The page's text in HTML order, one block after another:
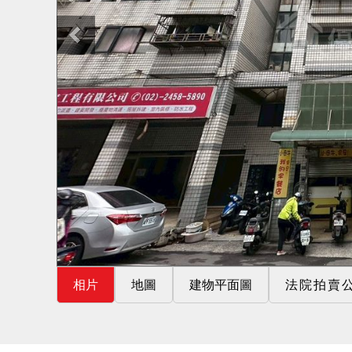
相片 地圖 建物平面圖 法院拍賣